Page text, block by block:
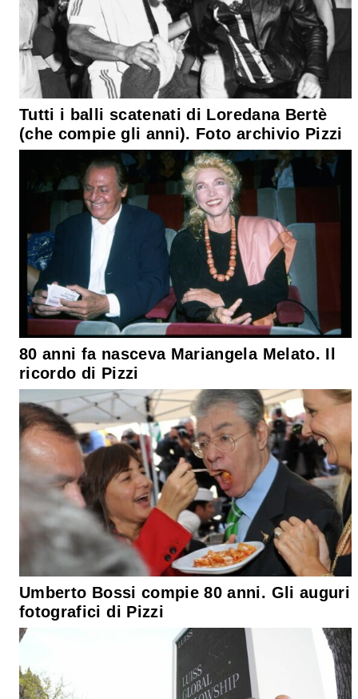
Tutti i balli scatenati di Loredana Bertè
(che compie gli anni). Foto archivio Pizzi
80 anni fa nasceva Mariangela Melato. Il
ricordo di Pizzi
Umberto Bossi compie 80 anni. Gli auguri
fotografici di Pizzi